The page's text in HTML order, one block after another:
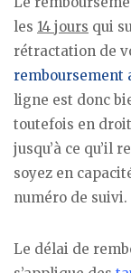
les 14 jours qui
rétractation de
remboursement
ligne est donc
toutefois en
jusqu’à ce qu’il
soyez en
numéro de suivi.
Le délai de